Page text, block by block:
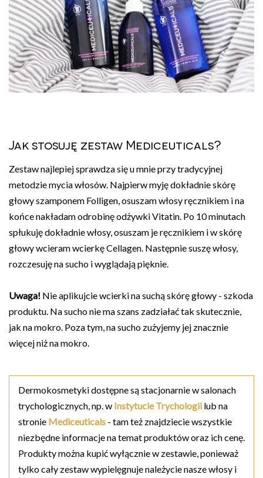
Jak stosuję zestaw Mediceuticals?
Zestaw najlepiej sprawdza się u mnie przy tradycyjnej
metodzie mycia włosów. Najpierw myję dokładnie skórę
głowy szamponem Folligen, osuszam włosy ręcznikiem i na
końce nakładam odrobinę odżywki Vitatin. Po 10 minutach
spłukuję dokładnie włosy, osuszam je ręcznikiem i w skórę
głowy wcieram wcierkę Cellagen. Następnie suszę włosy,
rozczesuję na sucho i wyglądają pięknie.
Uwaga! Nie aplikujcie wcierki na suchą skórę głowy - szkoda
produktu. Na sucho nie ma szans zadziałać tak skutecznie,
jak na mokro. Poza tym, na sucho zużyjemy jej znacznie
więcej niż na mokro.
Dermokosmetyki dostępne są stacjonarnie w salonach
trychologicznych, np. w Instytucie Trychologii lub na
stronie Mediceuticals - tam też znajdziecie wszystkie
niezbędne informacje na temat produktów oraz ich cenę.
Produkty można kupić wyłącznie w zestawie, ponieważ
tylko cały zestaw wypielęgnuje należycie nasze włosy i